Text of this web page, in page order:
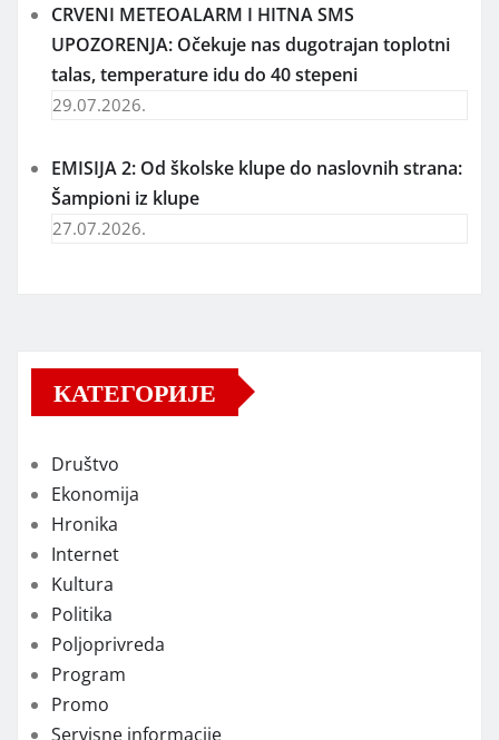
CRVENI METEOALARM I HITNA SMS
UPOZORENJA: Očekuje nas dugotrajan toplotni
talas, temperature idu do 40 stepeni
29.07.2026.
EMISIJA 2: Od školske klupe do naslovnih strana:
Šampioni iz klupe
27.07.2026.
КАТЕГОРИЈЕ
Društvo
Ekonomija
Hronika
Internet
Kultura
Politika
Poljoprivreda
Program
Promo
Servisne informacije